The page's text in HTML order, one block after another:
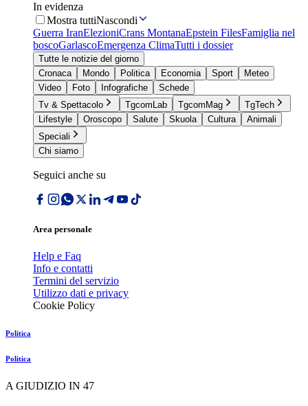
In evidenza
Mostra tuttiNascondi
Guerra IranElezioniCrans MontanaEpstein FilesFamiglia nel
boscoGarlascoEmergenza ClimaTutti i dossier
Tutte le notizie del giorno
Cronaca
Mondo Politica Economia Sport
Meteo
Video
Foto Infografiche
Schede
Tv & Spettacolo
TgcomLab TgcomMag
TgTech
Lifestyle
Oroscopo Salute Skuola Cultura
Animali
Speciali
Chi siamo
Seguici anche su
Area personale
Help e Faq
Info e contatti
Termini del servizio
Utilizzo dati e privacy
Cookie Policy
Politica
Politica
A GIUDIZIO IN 47